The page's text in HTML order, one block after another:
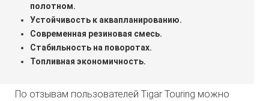
полотном.
Устойчивость к аквапланированию.
Современная резиновая смесь.
Стабильность на поворотах.
Топливная экономичность.
По отзывам пользователей Tigar Touring можно